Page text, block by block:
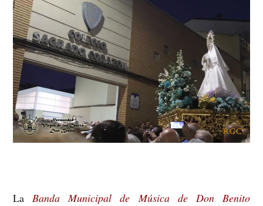
LaBanda Municipal de Música de Don Benito